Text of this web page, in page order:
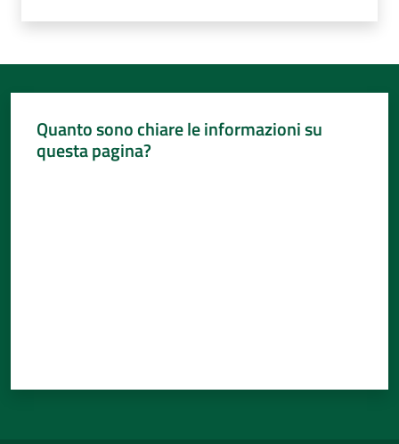
Quanto sono chiare le informazioni su
questa pagina?